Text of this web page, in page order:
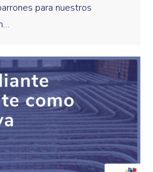
para nuestros